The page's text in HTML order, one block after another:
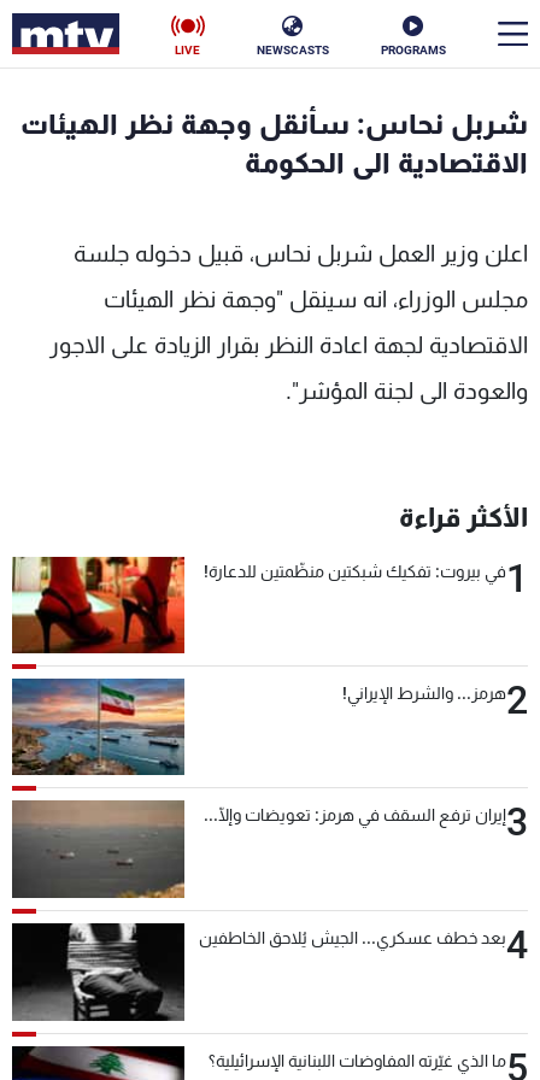
PROGRAMS
NEWSCASTS
LIVE
شربل نحاس: سأنقل وجهة نظر الهيئات
الاقتصادية الى الحكومة
اعلن وزير العمل شربل نحاس، قبيل دخوله جلسة
مجلس الوزراء، انه سينقل "وجهة نظر الهيئات
الاقتصادية لجهة اعادة النظر بقرار الزيادة على الاجور
والعودة الى لجنة المؤشر".
الأكثر قراءة
1في بيروت: تفكيك شبكتين منظّمتين للدعارة!
2هرمز... والشرط الإيراني!
3إيران ترفع السقف في هرمز: تعويضات وإلّا...
4بعد خطف عسكري... الجيش يُلاحق الخاطفين
5ما الذي غيّرته المفاوضات اللبنانية الإسرائيلية؟
الأخبار
منوعات رياضة
كأس العالم
البرامج
جدول البرامج
شاهد البرامج
الترددات
الإنـتـاج
شروط الإسـتخدام
سياسة الخصوصية